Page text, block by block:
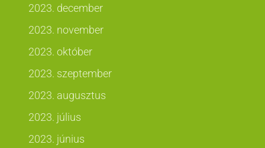
2023. december
2023. november
2023. október
2023. szeptember
2023. augusztus
2023. július
2023. június